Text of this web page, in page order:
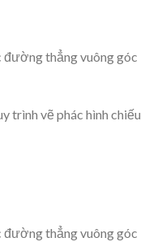
đường thẳng vuông góc
trình vẽ phác hình chiếu
đường thẳng vuông góc